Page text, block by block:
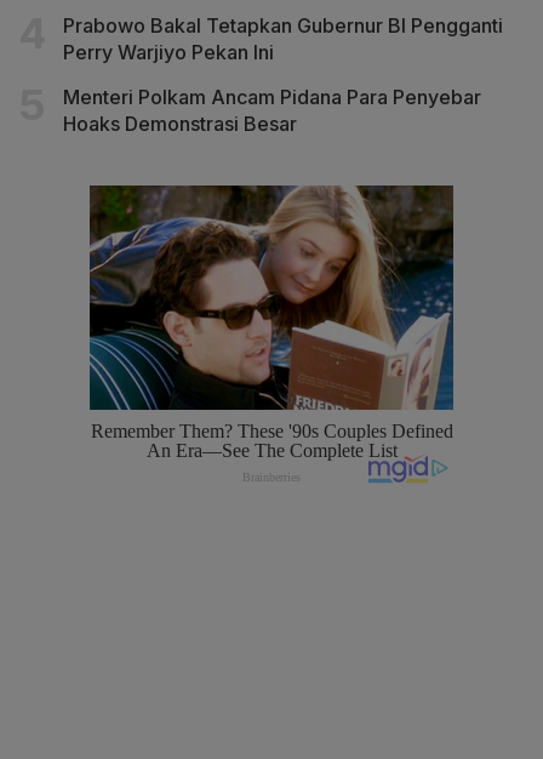
Prabowo Bakal Tetapkan Gubernur BI Pengganti
Perry Warjiyo Pekan Ini
Menteri Polkam Ancam Pidana Para Penyebar
Hoaks Demonstrasi Besar